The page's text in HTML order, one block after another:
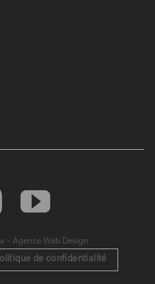
- Agence Web Design
de confidentialité